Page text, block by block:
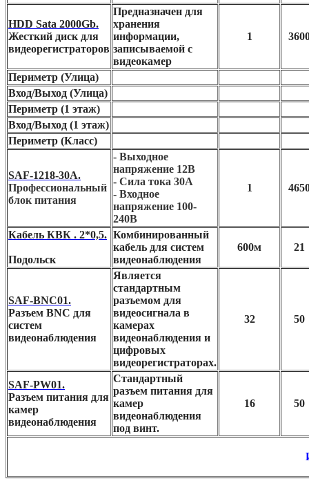
HDD Sata 2000Gb.
Жесткий диск для
видеорегистраторов
Предназначен для
хранения
информации,
записываемой с
видеокамер
1
Периметр (Улица)
Вход/Выход (Улица)
Периметр (1 этаж)
Вход/Выход (1 этаж)
Периметр (Класс)
SAF-1218-30A.
Профессиональный
блок питания
- Выходное
напряжение 12В
- Сила тока 30А
- Входное
напряжение 100-
240В
1
Кабель КВК . 2*0,5.
Подольск
Комбинированный
кабель для систем
видеонаблюдения
600м 21
SAF-BNC01.
Разъем BNC для
систем
видеонаблюдения
Является
стандартным
разъемом для
видеосигнала в
камерах
видеонаблюдения и
цифровых
видеорегистраторах.
32 50
SAF-PW01.
Разъем питания для
камер
видеонаблюдения
Стандартный
разъем питания для
камер
видеонаблюдения
под винт.
16 50